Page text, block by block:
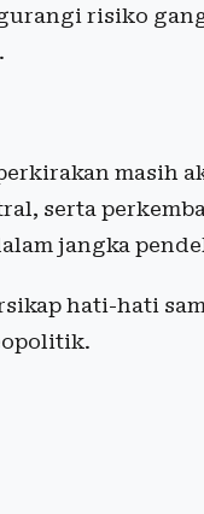
risiko
masih
serta
jangka
hati-hati